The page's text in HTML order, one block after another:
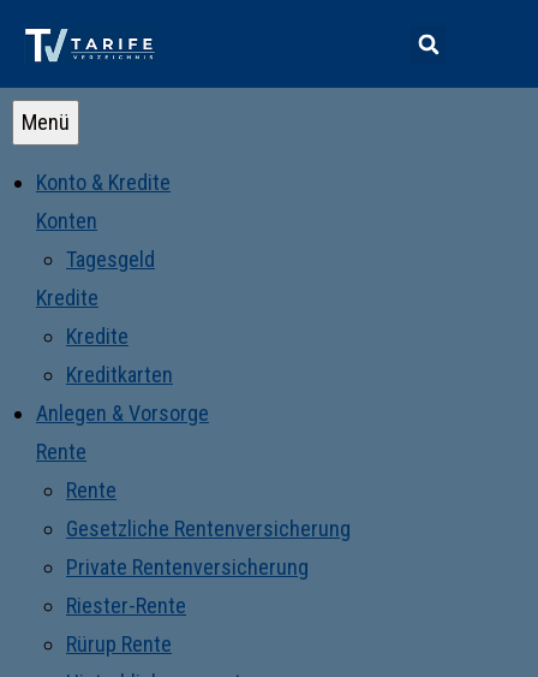
Menü
Konto & Kredite
Konten
Tagesgeld
Kredite
Kredite
Kreditkarten
Anlegen & Vorsorge
Rente
Rente
Gesetzliche Rentenversicherung
Private Rentenversicherung
Riester-Rente
Rürup Rente